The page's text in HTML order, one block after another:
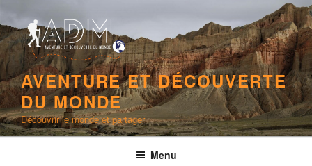
au
contenu
principal
AVENTURE ET DÉCOUVERTE
DU MONDE
Découvrir le monde et partager
Menu